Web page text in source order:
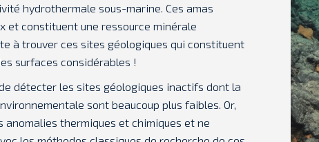
hydrothermale sous-marine. Ces amas
et constituent une ressource minérale
à trouver ces sites géologiques qui constituent
surfaces considérables !
détecter les sites géologiques inactifs dont la
sont beaucoup plus faibles. Or,
anomalies thermiques et chimiques et ne